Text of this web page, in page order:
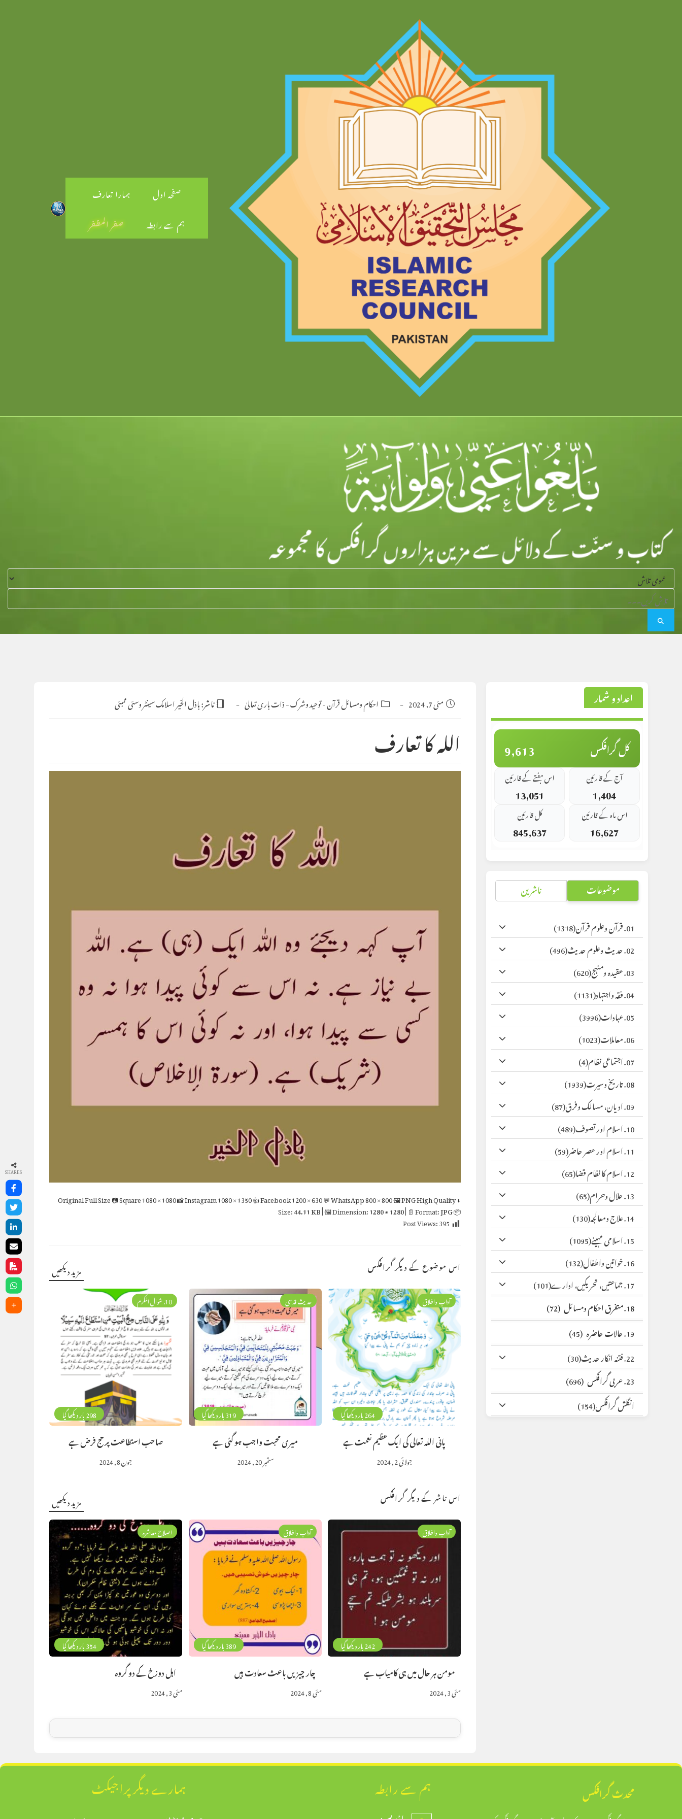
صفحہ اول
ہمارا تعارف
ہم سے رابطہ
صفر المظفر
Post
published:
مئی 7, 2024 Post
category:
احکام ومسائل قرآن-توحید وشرک-ذات باری تعالیٰ ناشر:باذل الخیر اسلامک سینٹر وسئی ممبئی
اللہ کا تعارف
⬇ Original
Full Size📷 Square1080 × 1080📸 Instagram1080 × 1350👍 Facebook1200 × 630💬 WhatsApp800 × 800🖼 PNGHigh Quality
📦 Size:
44.11 KB| 🖼 Dimension:1280 × 1280| 📄 Format:JPG
Post Views:395
اس موضوع کے دیگر گرافکس مزید دیکھیں
298 بار دیکھا گیا
10. شوال المکرم
صاحب استطاعت پر حج فرض ہے
جون 8, 2024
319 بار دیکھا گیا
حدیث قدسی
میری محبت واجب ہو گئی ہے
ستمبر 20, 2024
264 بار دیکھا گیا
آداب واخلاق
پانی اللہ تعالی کی ایک عظیم نعمت ہے
جولائی 2, 2024
اس ناشر کے دیگر گرافکس مزید دیکھیں
354 بار دیکھا گیا
اصلاح معاشرہ
اہل دوزخ کے دو گروہ
مئی 3, 2024
389 بار دیکھا گیا
آداب واخلاق
چار چیزیں باعث سعادت ہیں
مئی 8, 2024
242 بار دیکھا گیا
آداب واخلاق
مومن ہر حال میں ہی کامیاب ہے
مئی 3, 2024
اعداد و شمار
کل گرافکس 9,613
آج کے قارئین
1,404
اس ہفتے کے قارئین
13,051
اس ماہ کے قارئین
16,627
کل قارئین
845,637
موضوعات ناشرین
01. قرآن وعلوم قرآن
(1318)
02. حدیث وعلوم حدیث
(496)
03. عقیدہ ومنہج
(620)
04. فقہ واجتہاد
(1131)
05. عبادات
(3996)
06. معاملات
(1023)
07. اجتماعی نظام
(4)
08. تاریخ وسیرت
(1939)
09. ادیان، مسالک وفرق
(87)
10. اسلام اور تصوف
(489)
11. اسلام اور عصر حاضر
(59)
12. اسلام کا نظام قضا
(65)
13. حلال وحرام
(65)
14. علاج ومعالجہ
(130)
15. اسلامی مہینے
(1095)
16. خواتین واطفال
(132)
17. جماعتیں، تحریکیں، ادارے
(101)
18. متفرق احکام ومسائل
(72)
19. حالات حاضرہ
(45)
22. فتنہ انکار حدیث
(30)
23. عربی گرافکس
(696)
انگلش گرافکس(154)
ہمارے دیگر پراجیکٹ ہم سے رابطہ محدث گرافکس
SHARES